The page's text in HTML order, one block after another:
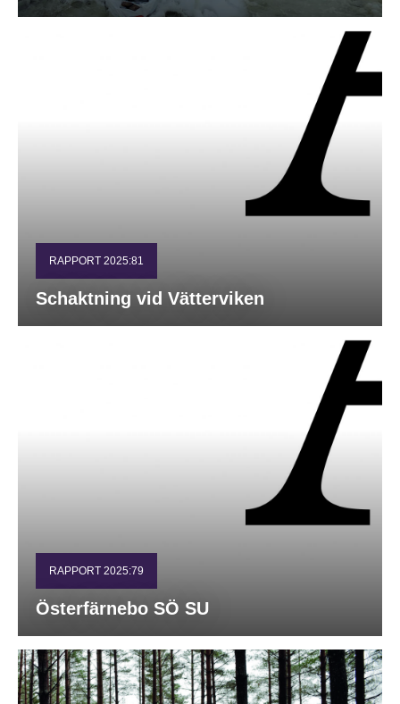
RAPPORT 2025:81
Schaktning vid Vätterviken
RAPPORT 2025:79
Österfärnebo SÖ SU